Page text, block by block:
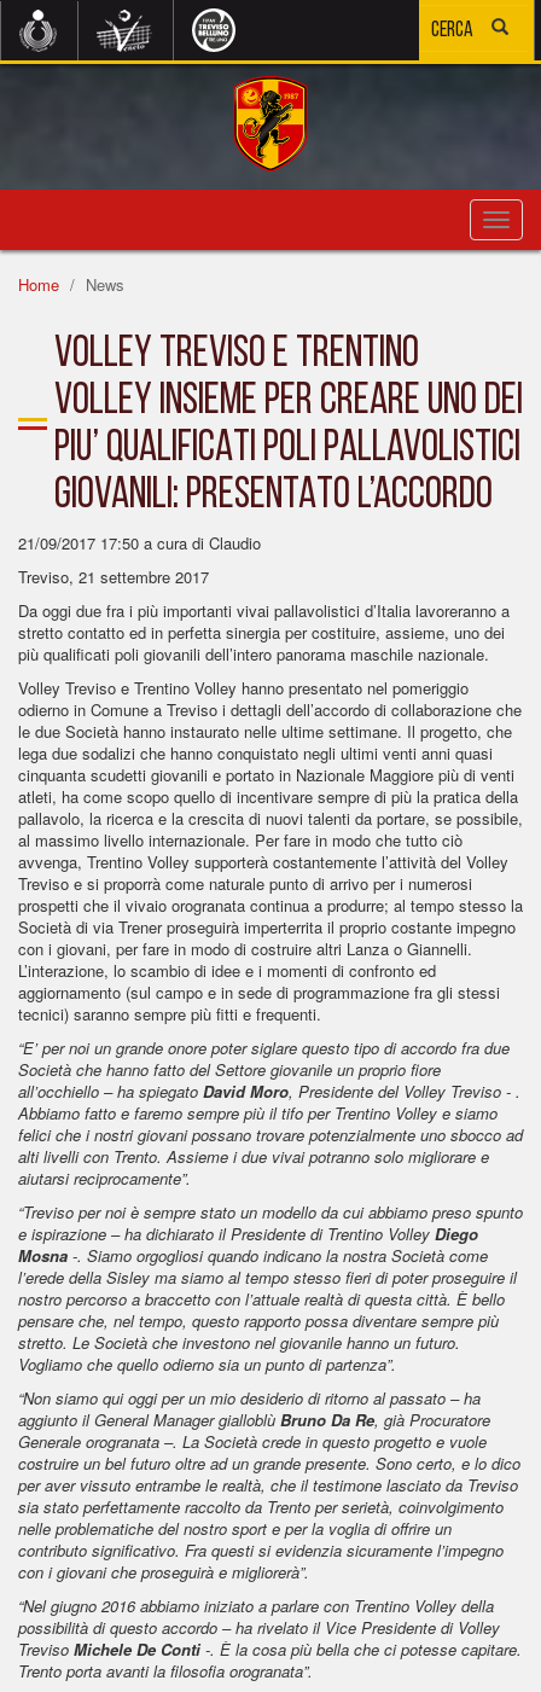
Home
News
VOLLEY TREVISO E TRENTINO
VOLLEY INSIEME PER CREARE UNO DEI
PIU’ QUALIFICATI POLI PALLAVOLISTICI
GIOVANILI: PRESENTATO L’ACCORDO
21/09/2017 17:50 a cura di Claudio
Treviso, 21 settembre 2017
Da oggi due fra i più importanti vivai pallavolistici d’Italia lavoreranno a
stretto contatto ed in perfetta sinergia per costituire, assieme, uno dei
più qualificati poli giovanili dell’intero panorama maschile nazionale.
Volley Treviso e Trentino Volley hanno presentato nel pomeriggio
odierno in Comune a Treviso i dettagli dell’accordo di collaborazione che
le due Società hanno instaurato nelle ultime settimane. Il progetto, che
lega due sodalizi che hanno conquistato negli ultimi venti anni quasi
cinquanta scudetti giovanili e portato in Nazionale Maggiore più di venti
atleti, ha come scopo quello di incentivare sempre di più la pratica della
pallavolo, la ricerca e la crescita di nuovi talenti da portare, se possibile,
al massimo livello internazionale. Per fare in modo che tutto ciò
avvenga, Trentino Volley supporterà costantemente l’attività del Volley
Treviso e si proporrà come naturale punto di arrivo per i numerosi
prospetti che il vivaio orogranata continua a produrre; al tempo stesso la
Società di via Trener proseguirà imperterrita il proprio costante impegno
con i giovani, per fare in modo di costruire altri Lanza o Giannelli.
L’interazione, lo scambio di idee e i momenti di confronto ed
aggiornamento (sul campo e in sede di programmazione fra gli stessi
tecnici) saranno sempre più fitti e frequenti.
“E’ per noi un grande onore poter siglare questo tipo di accordo fra due
Società che hanno fatto del Settore giovanile un proprio fiore
all’occhiello – ha spiegato David Moro, Presidente del Volley Treviso - .
Abbiamo fatto e faremo sempre più il tifo per Trentino Volley e siamo
felici che i nostri giovani possano trovare potenzialmente uno sbocco ad
alti livelli con Trento. Assieme i due vivai potranno solo migliorare e
aiutarsi reciprocamente”.
“Treviso per noi è sempre stato un modello da cui abbiamo preso spunto
e ispirazione – ha dichiarato il Presidente di Trentino Volley Diego
Mosna -. Siamo orgogliosi quando indicano la nostra Società come
l’erede della Sisley ma siamo al tempo stesso fieri di poter proseguire il
nostro percorso a braccetto con l’attuale realtà di questa città. È bello
pensare che, nel tempo, questo rapporto possa diventare sempre più
stretto. Le Società che investono nel giovanile hanno un futuro.
Vogliamo che quello odierno sia un punto di partenza”.
“Non siamo qui oggi per un mio desiderio di ritorno al passato – ha
aggiunto il General Manager gialloblù Bruno Da Re, già Procuratore
Generale orogranata –. La Società crede in questo progetto e vuole
costruire un bel futuro oltre ad un grande presente. Sono certo, e lo dico
per aver vissuto entrambe le realtà, che il testimone lasciato da Treviso
sia stato perfettamente raccolto da Trento per serietà, coinvolgimento
nelle problematiche del nostro sport e per la voglia di offrire un
contributo significativo. Fra questi si evidenzia sicuramente l’impegno
con i giovani che proseguirà e migliorerà”.
“Nel giugno 2016 abbiamo iniziato a parlare con Trentino Volley della
possibilità di questo accordo – ha rivelato il Vice Presidente di Volley
Treviso Michele De Conti -. È la cosa più bella che ci potesse capitare.
Trento porta avanti la filosofia orogranata”.